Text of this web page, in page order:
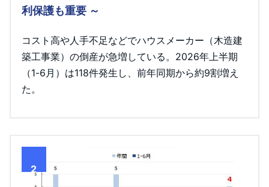
利保護も重要 ～
コスト高や人手不足などでハウスメーカー（木造建
築工事業）の倒産が急増している。2026年上半期
（1-6月）は118件発生し、前年同期から約9割増え
た。
2